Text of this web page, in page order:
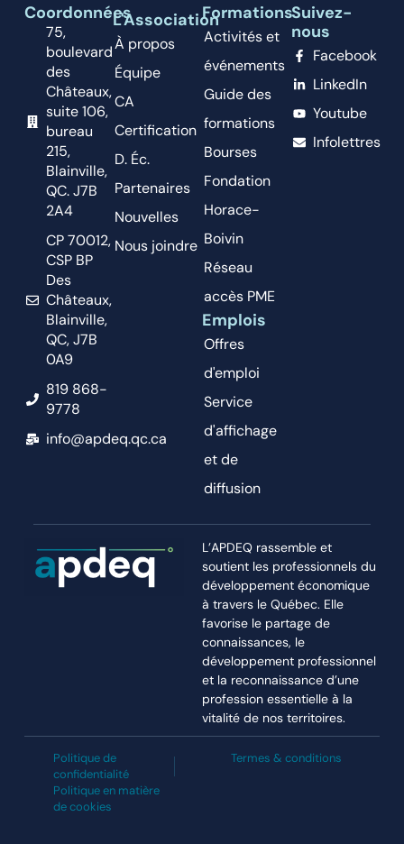
Coordonnées
75,
boulevard
des
Châteaux,
suite 106,
bureau
215,
Blainville,
QC. J7B
2A4
CP 70012,
CSP BP
Des
Châteaux,
Blainville,
QC, J7B
0A9
819 868-
9778
info@apdeq.qc.ca
L'Association
À propos
Équipe
CA
Certification
D. Éc.
Partenaires
Nouvelles
Nous joindre
Formations
Activités et
événements
Guide des
formations
Bourses
Fondation
Horace-
Boivin
Réseau
accès PME
Emplois
Offres
d'emploi
Service
d'affichage
et de
diffusion
Suivez-
nous
Facebook
LinkedIn
Youtube
Infolettres
L’APDEQ rassemble et
soutient les professionnels du
développement économique
à travers le Québec. Elle
favorise le partage de
connaissances, le
développement professionnel
et la reconnaissance d’une
profession essentielle à la
vitalité de nos territoires.
Politique de
confidentialité
Politique en matière
de cookies
Termes & conditions